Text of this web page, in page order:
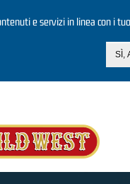
e servizi in linea con i
SÌ,